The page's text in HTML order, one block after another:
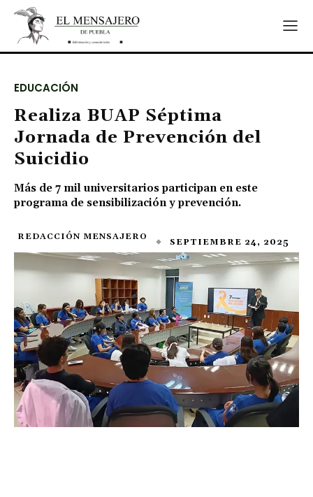
EDUCACIÓN
Realiza BUAP Séptima
Jornada de Prevención del
Suicidio
Más de 7 mil universitarios participan en este
programa de sensibilización y prevención.
REDACCIÓN MENSAJERO SEPTIEMBRE 24, 2025